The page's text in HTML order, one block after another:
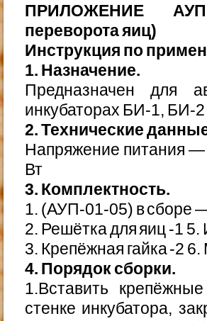
ПРИЛОЖЕНИЕ АУП
переворота яиц)
Инструкция по
1. Назначение.
Предназначен для
инкубаторах БИ-1, БИ-2
2. Технические
Напряжение питания
Вт
3. Комплектность.
1. (АУП-01-05) в сборе
2. Решётка для яиц -1 5.
3. Крепёжная гайка -2
4. Порядок сборки.
1.Вставить
стенке инкубатора,